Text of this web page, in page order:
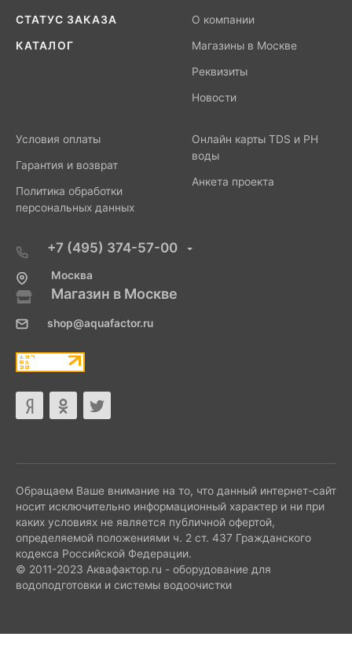
СТАТУС ЗАКАЗА
КАТАЛОГ
О компании
Магазины в Москве
Реквизиты
Новости
Условия оплаты
Гарантия и возврат
Политика обработки
персональных данных
Онлайн карты TDS и PH
воды
Анкета проекта
+7 (495) 374-57-00
Москва
Магазин в Москве
shop@aquafactor.ru
Обращаем Ваше внимание на то, что данный интернет-сайт
носит исключительно информационный характер и ни при
каких условиях не является публичной офертой,
определяемой положениями ч. 2 ст. 437 Гражданского
кодекса Российской Федерации.
© 2011-2023 Аквафактор.ru - оборудование для
водоподготовки и системы водоочистки